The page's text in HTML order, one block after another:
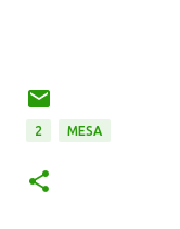
2 MESA